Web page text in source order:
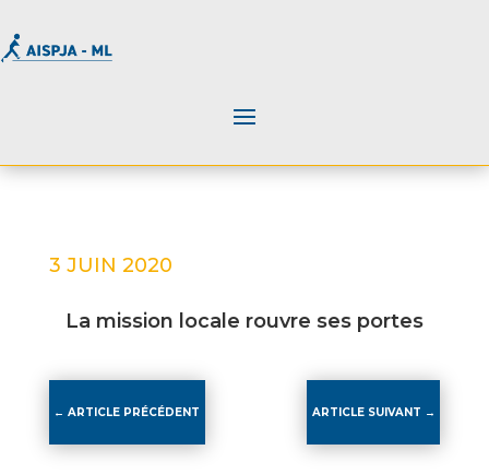
3 JUIN 2020
La mission locale rouvre ses portes
←ARTICLE PRÉCÉDENT ARTICLE SUIVANT →